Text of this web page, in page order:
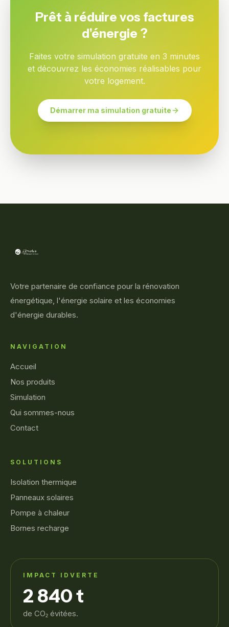
Prêt à réduire vos factures
d'énergie ?
Faites votre simulation gratuite en 3 minutes
et découvrez les économies réalisables pour
votre logement.
Démarrer ma simulation gratuite
Votre partenaire de confiance pour la rénovation
énergétique, l'énergie solaire et les économies
d'énergie durables.
NAVIGATION
Accueil
Nos produits
Simulation
Qui sommes-nous
Contact
SOLUTIONS
Isolation thermique
Panneaux solaires
Pompe à chaleur
Bornes recharge
IMPACT IDVERTE
2 840 t
de CO₂ évitées.